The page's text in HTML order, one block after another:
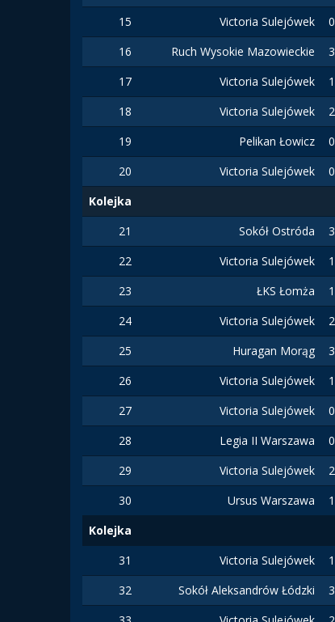
15
Victoria Sulejówek
16
Ruch Wysokie Mazowieckie
17
Victoria Sulejówek
18
Victoria Sulejówek
19
Pelikan Łowicz
20
Victoria Sulejówek
Kolejka
21
Sokół Ostróda
22
Victoria Sulejówek
23
ŁKS Łomża
24
Victoria Sulejówek
25
Huragan Morąg
26 Victoria Sulejówek
27
Victoria Sulejówek
28
Legia II Warszawa
29
Victoria Sulejówek
30
Ursus Warszawa
Kolejka
31
Victoria Sulejówek
32 Sokół Aleksandrów Łódzki